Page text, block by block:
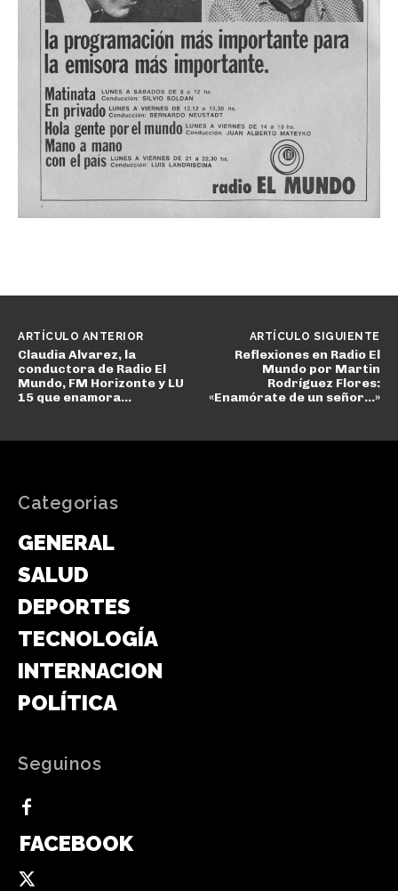
ARTÍCULO ANTERIOR
Claudia Alvarez, la
conductora de Radio El
Mundo, FM Horizonte y LU
15 que enamora…
ARTÍCULO SIGUIENTE
Reflexiones en Radio El
Mundo por Martin
Rodríguez Flores:
«Enamórate de un señor…»
Categorias
GENERAL
SALUD
DEPORTES
TECNOLOGÍA
INTERNACIONAL
POLÍTICA
Seguinos
FACEBOOK